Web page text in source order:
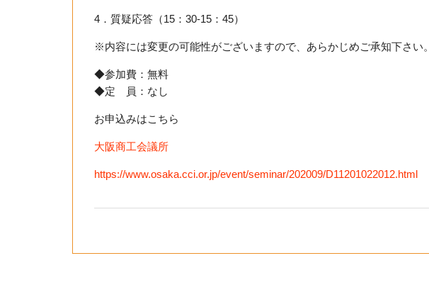
4．質疑応答（15：30-15：45）
※内容には変更の可能性がございますので、あらかじめご承知下さい。
◆参加費：無料
◆定 員：なし
お申込みはこちら
大阪商工会議所
https://www.osaka.cci.or.jp/event/seminar/202009/D11201022012.html